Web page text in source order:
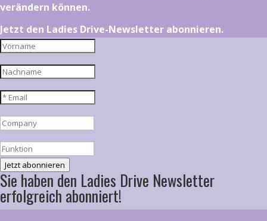
verändern können.
Jetzt den Ladies Drive-Newsletter abonnieren.
Jetzt abonnieren
Sie haben den Ladies Drive Newsletter
erfolgreich abonniert!